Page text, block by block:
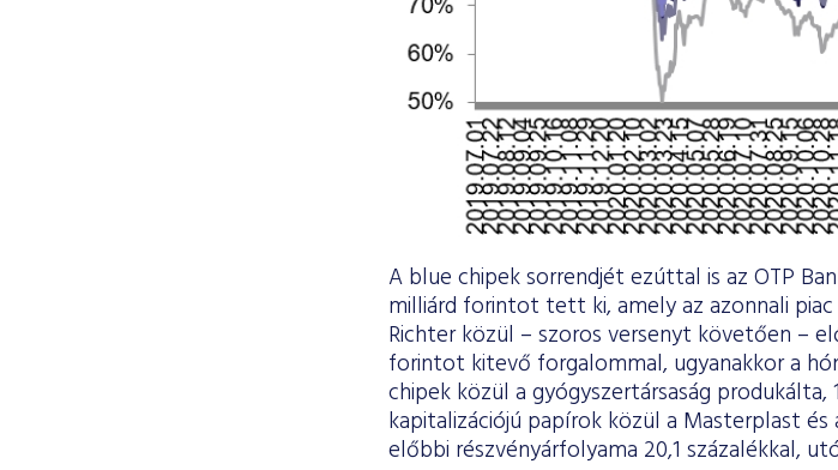
A blue chipek sorrendjét ezúttal is az OTP
milliárd forintot tett ki, amely az azonnali
Richter közül – szoros versenyt követően –
forintot kitevő forgalommal, ugyanakkor a
chipek közül a gyógyszertársaság produkálta,
kapitalizációjú papírok közül a Masterplast
előbbi részvényárfolyama 20,1 százalékkal,